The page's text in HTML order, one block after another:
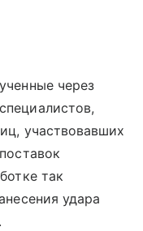
через
участвовавших
так
удара